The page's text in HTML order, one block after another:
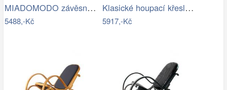
MIADOMODO závěsné houpací křeslo béžové…
5488,-Kč
Klasické houpací křeslo - AT
5917,-Kč